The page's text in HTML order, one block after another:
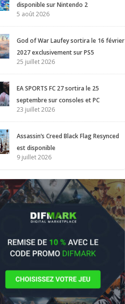
disponible sur Nintendo 2
5 août 2026
God of War Laufey sortira le 16 février
2027 exclusivement sur PS5
25 juillet 2026
EA SPORTS FC 27 sortira le 25
septembre sur consoles et PC
23 juillet 2026
Assassin’s Creed Black Flag Resynced
est disponible
9 juillet 2026